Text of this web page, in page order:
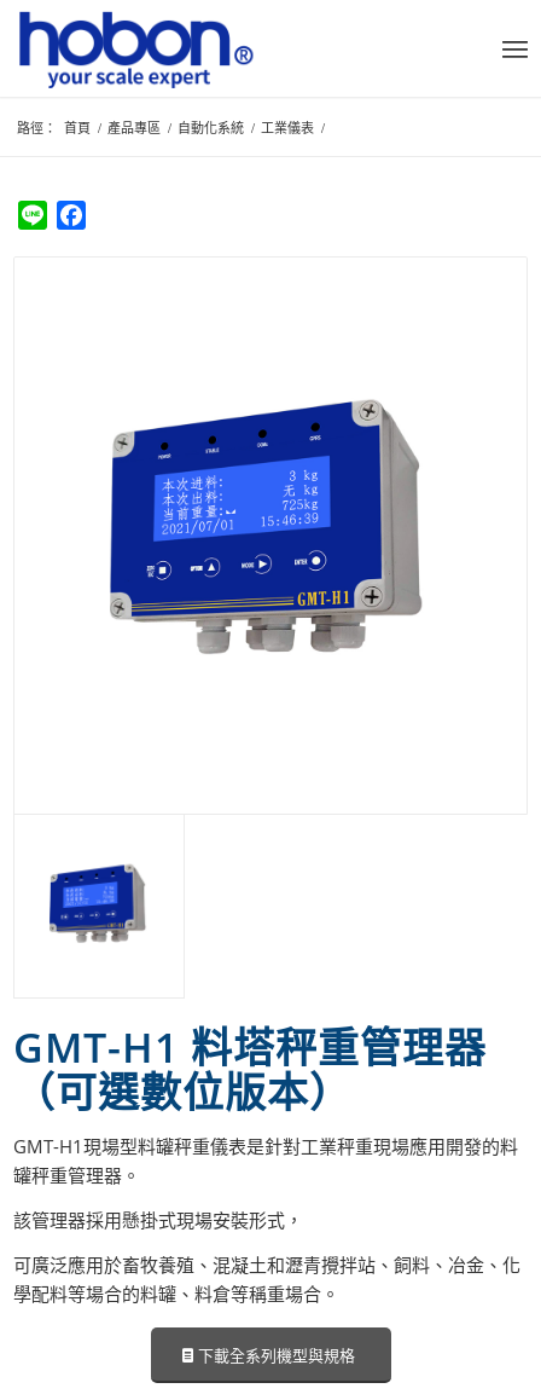
路徑： 首頁 / 產品專區 / 自動化系統 / 工業儀表 /
Line
GMT-H1 料塔秤重管理器
（可選數位版本）
GMT-H1現場型料罐秤重儀表是針對工業秤重現場應用開發的料
罐秤重管理器。
該管理器採用懸掛式現場安裝形式，
可廣泛應用於畜牧養殖、混凝土和瀝青攪拌站、飼料、冶金、化
學配料等場合的料罐、料倉等稱重場合。
下載全系列機型與規格